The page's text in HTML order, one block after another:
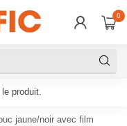
0
produit.
jaune/noir avec film